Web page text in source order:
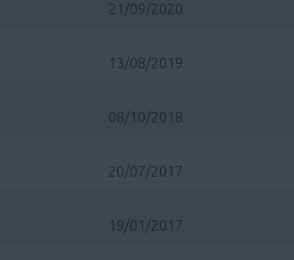
21/09/2020
13/08/2019
08/10/2018
20/07/2017
19/01/2017